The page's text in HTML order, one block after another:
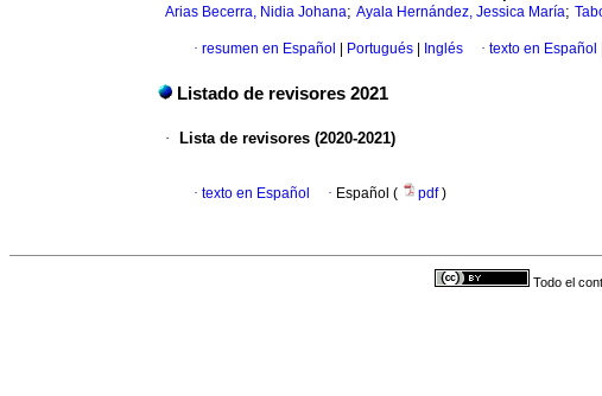
Arias Becerra, Nidia Johana; Ayala Hernández, Jessica María;
· resumen en Español Portugués Inglés · texto en Español
Listado de revisores 2021
· Lista de revisores (2020-2021)
· texto en Español · Español ( pdf)
Todo el